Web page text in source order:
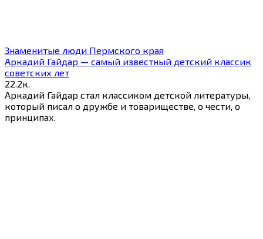
Знаменитые люди Пермского края
Аркадий Гайдар — самый известный детский классик
советских лет
22.2к.
Аркадий Гайдар стал классиком детской литературы,
который писал о дружбе и товариществе, о чести, о
принципах.